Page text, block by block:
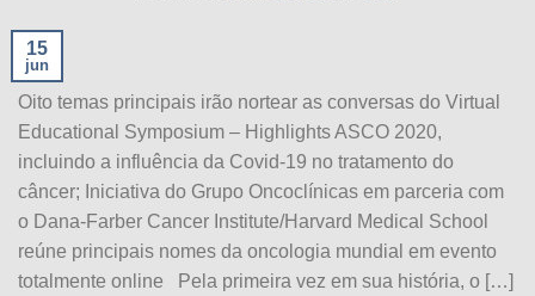
15
jun
Oito temas principais irão nortear as conversas do Virtual
Educational Symposium – Highlights ASCO 2020,
incluindo a influência da Covid-19 no tratamento do
câncer; Iniciativa do Grupo Oncoclínicas em parceria com
o Dana-Farber Cancer Institute/Harvard Medical School
reúne principais nomes da oncologia mundial em evento
totalmente online Pela primeira vez em sua história, o […]